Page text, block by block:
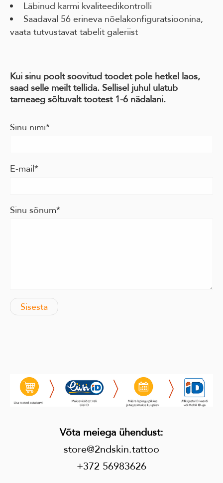
Läbinud karmi kvaliteedikontrolli
Saadaval 56 erineva nõelakonfiguratsioonina,
vaata tutvustavat tabelit galeriist
Kui sinu poolt soovitud toodet pole hetkel laos,
saad selle meilt tellida. Sellisel juhul ulatub
tarneaeg sõltuvalt tootest 1-6 nädalani.
Sinu nimi
E-mail
Sinu sõnum
Võta meiega ühendust:
store@2ndskin.tattoo
+372 56983626